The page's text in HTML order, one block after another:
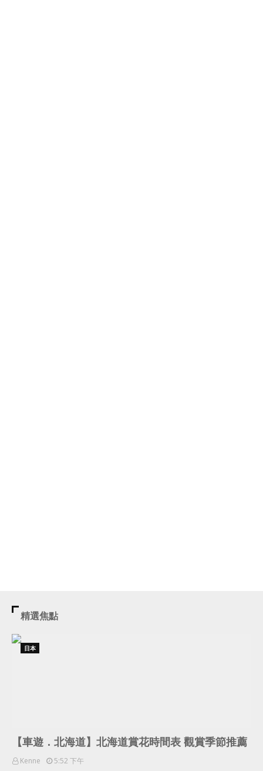
精選焦點
日本
【車遊．北海道】北海道賞花時間表 觀賞季節推薦
Kenne
5:52 下午